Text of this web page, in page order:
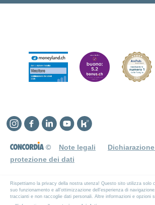
Rispettiamo la privacy della nostra utenza! Questo sito utilizza solo
suo funzionamento e all’ottimizzazione dell’esperienza di
traccianti e non raccoglie dati personali. Altre informazioni e opzioni
© Note legali
protezione dei dati
Instagram
Facebook
LinkedinYouTube
Kununu